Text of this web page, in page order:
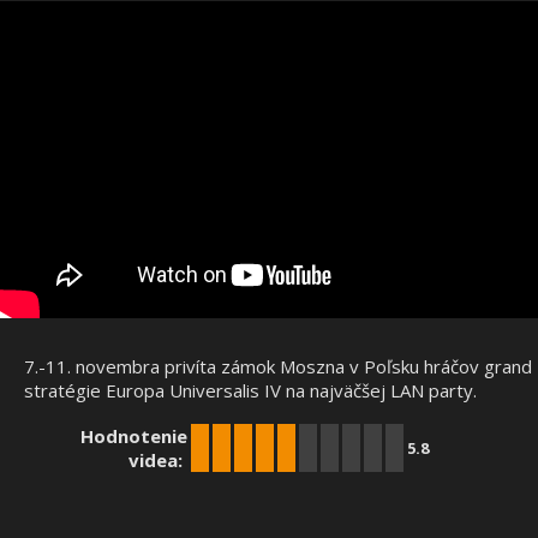
7.-11. novembra privíta zámok Moszna v Poľsku hráčov grand
stratégie Europa Universalis IV na najväčšej LAN party.
Hodnotenie
videa:
5.8